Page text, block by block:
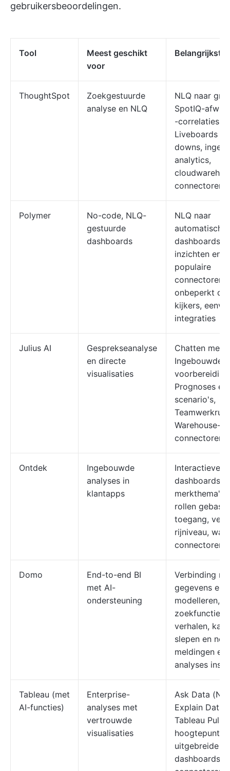
gebruikersbeoordelingen.
Tool
Meest geschikt
voor
Belangrijkste
ThoughtSpot
Zoekgestuurde
analyse en NLQ
NLQ naar
SpotIQ-
-correlaties,
Liveboards
downs,
analytics,
connectoren
Polymer
No-code, NLQ-
gestuurde
dashboards
NLQ naar
automatische
dashboards,
inzichten en -
populaire
connectoren,
onbeperkt
kijkers,
integraties
Julius AI
Gesprekseanalyse
en directe
visualisaties
Chatten met
Ingebouwde
Prognoses en
scenario's,
Warehouse-
connectoren
Ontdek
Ingebouwde
analyses in
klantapps
Interactieve
dashboards
merkthema's,
rollen
toegang,
rijniveau,
connectoren
Domo
End-to-end BI
met AI-
ondersteuning
Verbinding
gegevens en
modelleren,
zoekfuncties
verhalen,
slepen en
meldingen en
analyses
Tableau (met
AI-functies)
Enterprise-
analyses met
vertrouwde
visualisaties
Ask Data
Explain Data-
Tableau
uitgebreide
dashboards,